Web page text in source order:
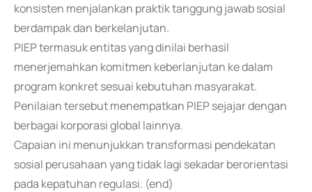
konsisten menjalankan praktik tanggung jawab sosial
berdampak dan berkelanjutan.
PIEP termasuk entitas yang dinilai berhasil
menerjemahkan komitmen keberlanjutan ke dalam
program konkret sesuai kebutuhan masyarakat.
Penilaian tersebut menempatkan PIEP sejajar dengan
berbagai korporasi global lainnya.
Capaian ini menunjukkan transformasi pendekatan
sosial perusahaan yang tidak lagi sekadar berorientasi
pada kepatuhan regulasi. (end)